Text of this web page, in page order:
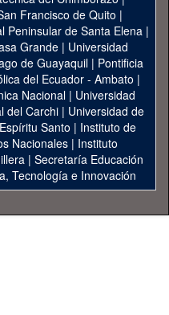
Francisco de Quito |
Peninsular de Santa Elena|
Grande | Universidad
de Guayaquil| Pontificia
del Ecuador - Ambato |
Nacional| Universidad
del Carchi| Universidad de
Santo | Instituto de
Nacionales | Instituto
| Secretaría Educación
Tecnología e Innovación